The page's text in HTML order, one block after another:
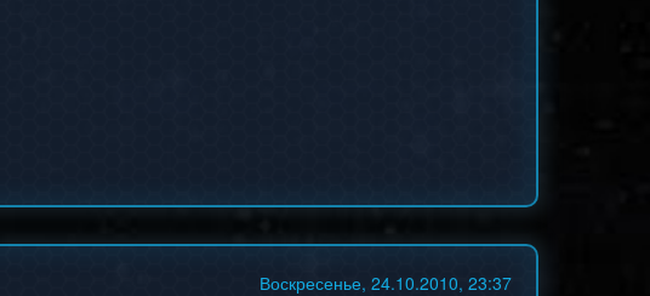
Воскресенье, 24.10.2010, 23:37